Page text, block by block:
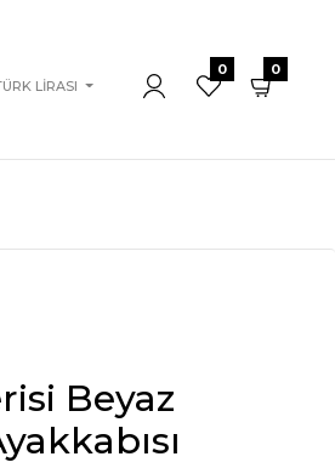
LIRASI
0 0
Beyaz